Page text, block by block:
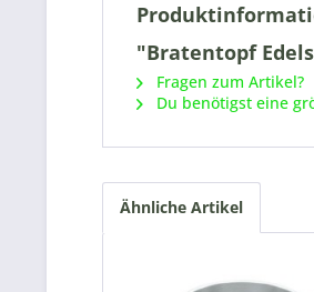
"Bratentopf
Fragen zum Artikel?
Du benötigst eine
Ähnliche Artikel